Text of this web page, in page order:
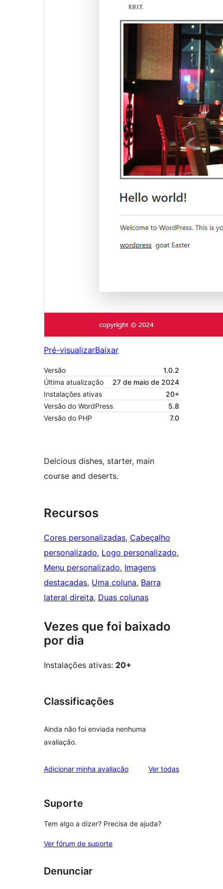
Pré-visualizarBaixar
Versão
1.0.2
Última atualização
27 de maio de 2024
Instalações ativas
20+
Versão do WordPress
5.8
Versão do PHP
7.0
Delcious dishes, starter, main
course and deserts.
Recursos
Cores personalizadas, Cabeçalho
personalizado, Logo personalizado
Menu personalizado, Imagens
destacadas, Uma coluna, Barra
lateral direita, Duas colunas
Vezes que foi baixado
por dia
Instalações ativas: 20+
Classificações
Ainda não foi enviada nenhuma
avaliação.
Adicionar minha avaliação Ver todasavaliações
Suporte
Tem algo a dizer? Precisa de ajuda?
Ver fórum de suporte
Denunciar